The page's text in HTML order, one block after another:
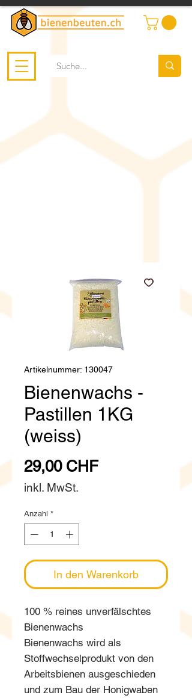
Artikelnummer: 130047
Bienenwachs -
Pastillen 1KG
(weiss)
29,00 CHFPreis
inkl. MwSt.
Anzahl *
In den Warenkorb
100 % reines unverfälschtes
Bienenwachs
Bienenwachs wird als
Stoffwechselprodukt von den
Arbeitsbienen ausgeschieden
und zum Bau der Honigwaben